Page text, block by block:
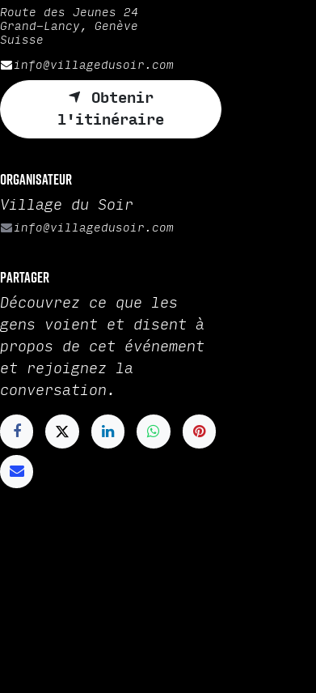
Route des Jeunes 24
Grand-Lancy, Genève
Suisse
info@villagedusoir.com
Obtenir
l'itinéraire
Organisateur
Village du Soir
info@villagedusoir.com
Partager
Découvrez ce que les
gens voient et disent à
propos de cet événement
et rejoignez la
conversation.